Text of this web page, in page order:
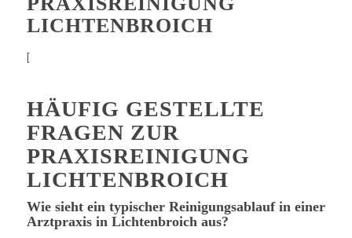
LICHTENBROICH
[
HÄUFIG GESTELLTE
FRAGEN ZUR
PRAXISREINIGUNG
LICHTENBROICH
Wie sieht ein typischer Reinigungsablauf in einer
Arztpraxis in Lichtenbroich aus?